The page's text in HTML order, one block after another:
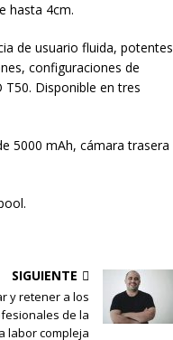
hasta 4cm.
de usuario fluida, potentes
configuraciones de
T50. Disponible en tres
5000 mAh, cámara trasera
SIGUIENTE
y retener a los
de la
labor compleja